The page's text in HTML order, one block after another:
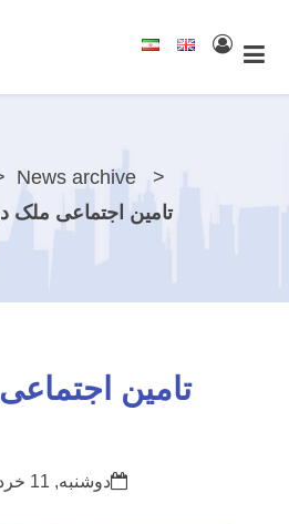
News archive
تامین اجتماعی
تامین
دوشنبه, 11 خرداد,1405 07:38 ق.ظ